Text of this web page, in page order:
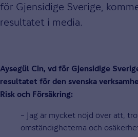
för Gjensidige Sverige,
resultatet i media.
Aysegül Cin, vd för Gjensidige
resultatet för den svenska
Risk och Försäkring:
– Jag är mycket nöjd över att,
omständigheterna och